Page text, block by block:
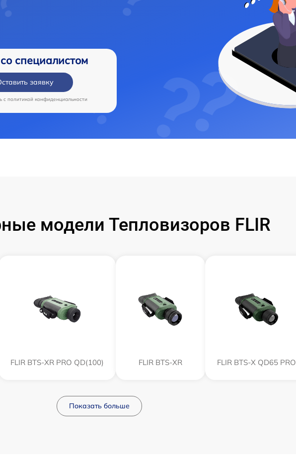
специалистом
заявку
c политикой конфиденциальности
модели Тепловизоров FLIR
FLIR BTS-XR PRO QD(100) FLIR BTS-XR FLIR BTS-X QD65 PRO
Показать больше